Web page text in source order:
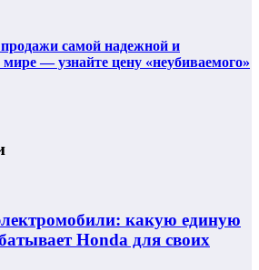
самой надежной и
— узнайте цену «неубиваемого»
какую единую
Honda для своих